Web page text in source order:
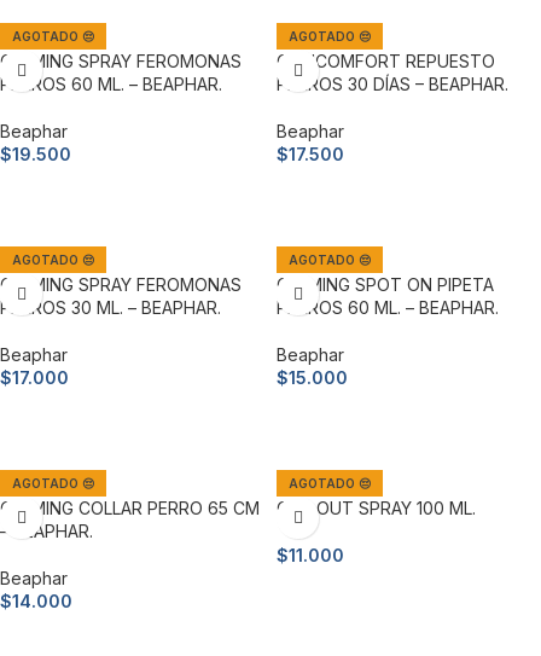
AGOTADO 😔
CALMING SPRAY FEROMONAS
PERROS 60 ML. – BEAPHAR.
Beaphar
$19.500
AGOTADO 😔
CANICOMFORT REPUESTO
PERROS 30 DÍAS – BEAPHAR.
Beaphar
$17.500
AGOTADO 😔
CALMING SPRAY FEROMONAS
PERROS 30 ML. – BEAPHAR.
Beaphar
$17.000
AGOTADO 😔
CALMING SPOT ON PIPETA
PERROS 60 ML. – BEAPHAR.
Beaphar
$15.000
AGOTADO 😔
CALMING COLLAR PERRO 65 CM
– BEAPHAR.
Beaphar
$14.000
AGOTADO 😔
CAN OUT SPRAY 100 ML.
$11.000